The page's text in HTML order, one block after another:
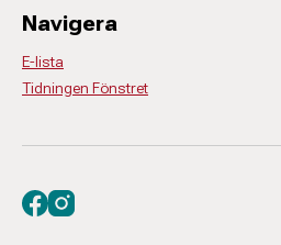
Navigera
E-lista
Tidningen Fönstret
Besök oss på facebook
Besök oss på instagram